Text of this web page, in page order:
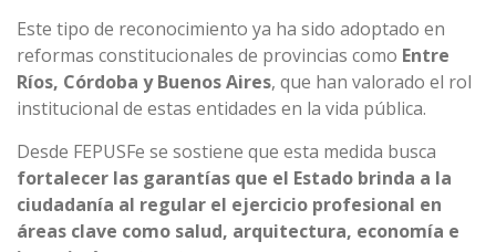
Este tipo de reconocimiento ya ha sido adoptado en
reformas constitucionales de provincias como Entre
Ríos, Córdoba y Buenos Aires, que han valorado el rol
institucional de estas entidades en la vida pública.
Desde FEPUSFe se sostiene que esta medida busca
fortalecer las garantías que el Estado brinda a la
ciudadanía al regular el ejercicio profesional en
áreas clave como salud, arquitectura, economía e